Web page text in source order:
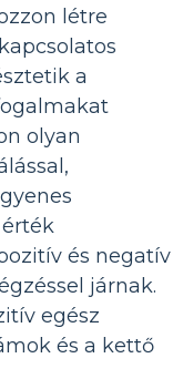
létre
a
olyan
és negatív
járnak.
egész
és a kettő